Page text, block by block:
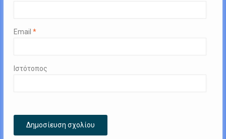
Email *
Ιστότοπος